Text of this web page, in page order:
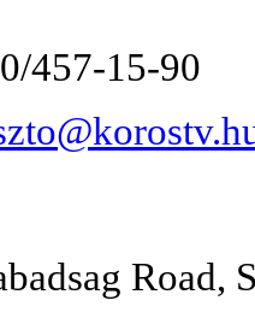
457-15-90
Road,